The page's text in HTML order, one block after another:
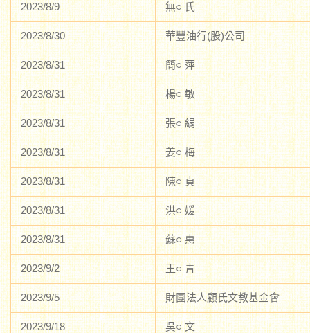
2023/8/9 無○ 氏
2023/8/30 華豐油行(股)公司
2023/8/31 簡○ 萍
2023/8/31 楊○ 敏
2023/8/31 張○ 絹
2023/8/31 姜○ 梅
2023/8/31 陳○ 貞
2023/8/31 洪○ 媛
2023/8/31 蘇○ 惠
2023/9/2 王○ 青
2023/9/5 財團法人顧氏文教基金會
2023/9/18 吳○ 文